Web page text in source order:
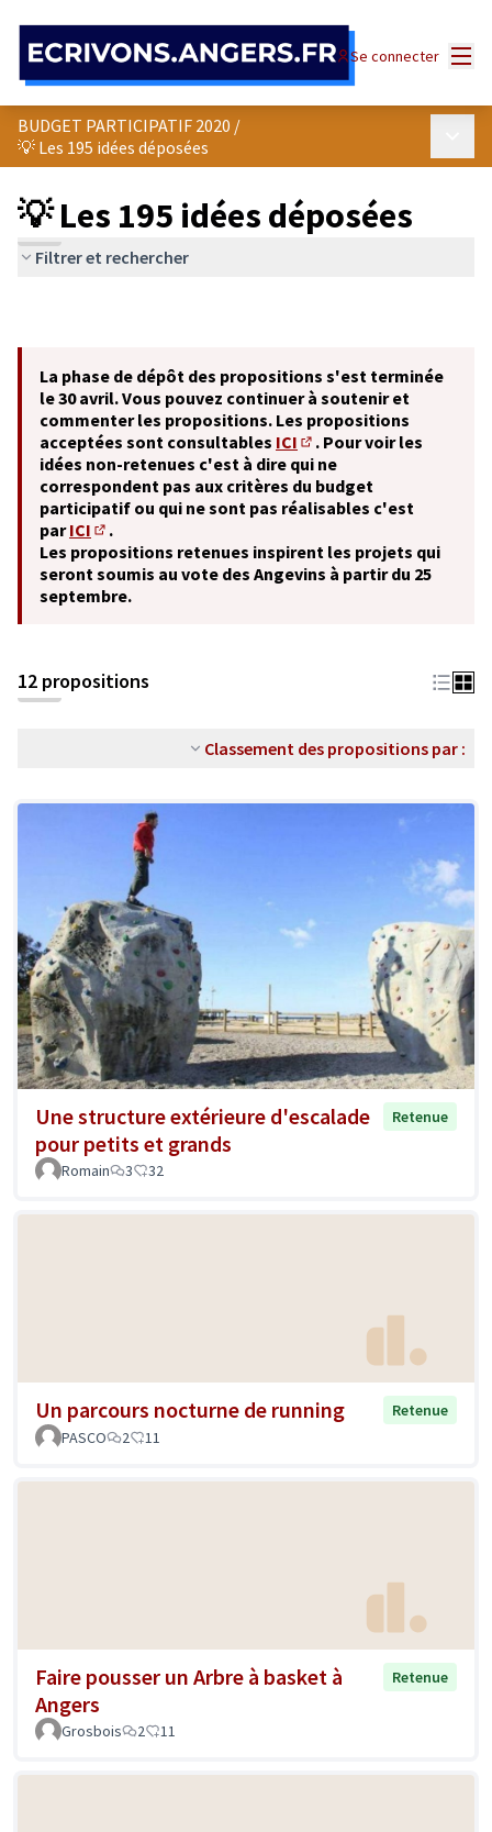
Se connecter
BUDGET PARTICIPATIF 2020 /
💡 Les 195 idées déposées
💡 Les 195 idées déposées
Filtrer et rechercher
La phase de dépôt des propositions s'est terminée
le 30 avril. Vous pouvez continuer à soutenir et
commenter les propositions. Les propositions
acceptées sont consultables ICI
(S'ouvre dans un nouvel
. Pour voir les
idées non-retenues c'est à dire qui ne
correspondent pas aux critères du budget
participatif ou qui ne sont pas réalisables c'est
parICI
(S'ouvre dans un nouvel onglet)
.
Les propositions retenues inspirent les projets qui
seront soumis au vote des Angevins à partir du 25
septembre.
12 propositions
Classement des propositions par :
Une structure extérieure d'escalade
pour petits et grands
Retenue
Romain 3 32
Un parcours nocturne de running
Retenue
PASCO
2 11
Faire pousser un Arbre à basket à
Angers
Retenue
Grosbois 2 11